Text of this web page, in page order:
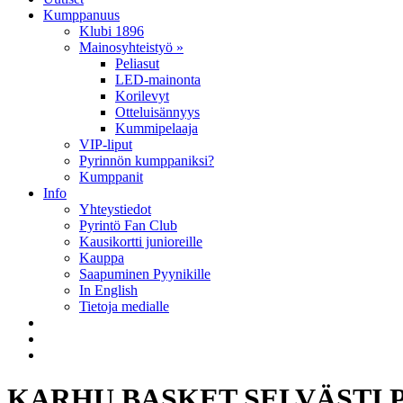
Kumppanuus
Klubi 1896
Mainosyhteistyö »
Peliasut
LED-mainonta
Korilevyt
Otteluisännyys
Kummipelaaja
VIP-liput
Pyrinnön kumppaniksi?
Kumppanit
Info
Yhteystiedot
Pyrintö Fan Club
Kausikortti junioreille
Kauppa
Saapuminen Pyynikille
In English
Tietoja medialle